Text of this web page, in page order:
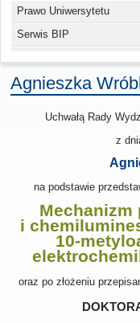
Prawo Uniwersytetu
Serwis BIP
Agnieszka
Uchwałą Rady
z
na podstawie
Mechanizm
i
10-
oraz po złożeniu